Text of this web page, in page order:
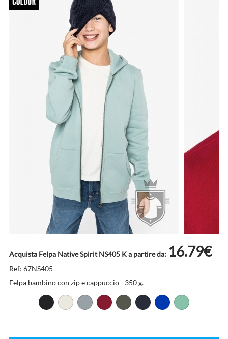
Acquista Felpa Native Spirit NS405 K a partire da: 16.79€
Ref: 67NS405
Felpa bambino con zip e cappuccio - 350 g.